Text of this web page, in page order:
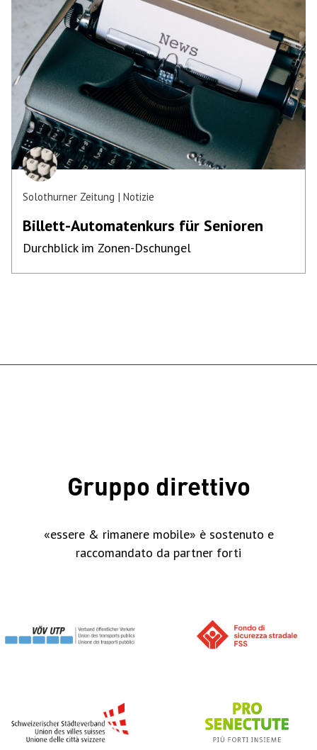
Solothurner Zeitung Notizie
Billett-Automatenkurs für Senioren
Durchblick im Zonen-Dschungel
Gruppo direttivo
«essere & rimanere mobile» è sostenuto e
raccomandato da partner forti